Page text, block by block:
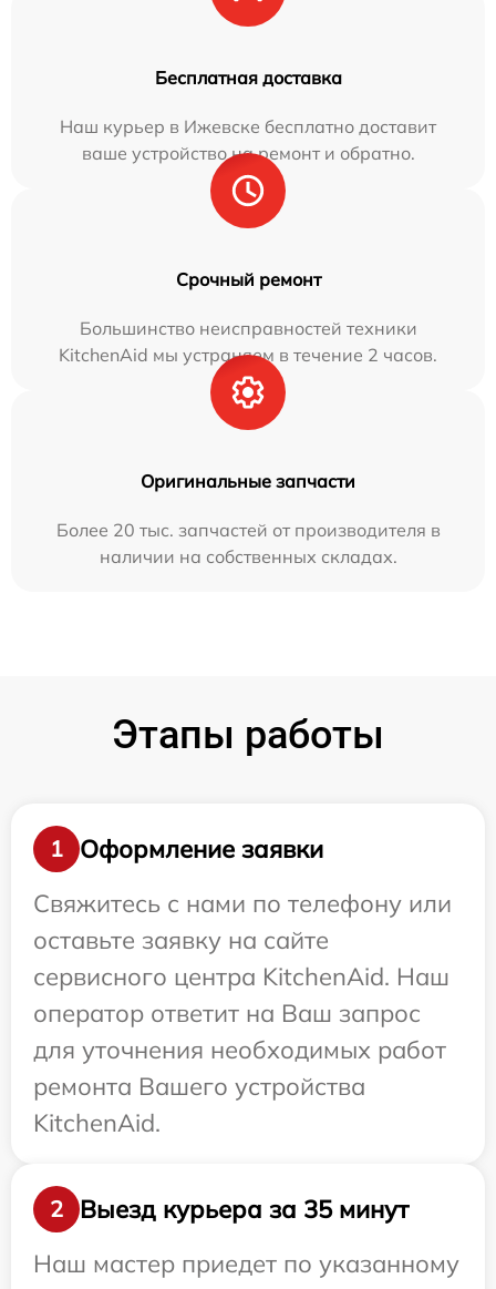
Бесплатная доставка
Наш курьер в Ижевске бесплатно доставит
ваше устройство на ремонт и обратно.
Срочный ремонт
Большинство неисправностей техники
KitchenAid мы устраняем в течение 2 часов.
Оригинальные запчасти
Более 20 тыс. запчастей от производителя в
наличии на собственных складах.
Этапы работы
1
Оформление заявки
Свяжитесь с нами по телефону или
оставьте заявку на сайте
сервисного центра KitchenAid. Наш
оператор ответит на Ваш запрос
для уточнения необходимых работ
ремонта Вашего устройства
KitchenAid.
2
Выезд курьера за 35 минут
Наш мастер приедет по указанному